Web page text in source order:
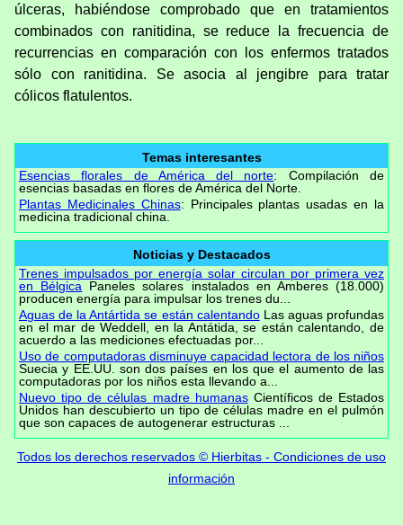
úlceras, habiéndose comprobado que en tratamientos
combinados con ranitidina, se reduce la frecuencia de
recurrencias en comparación con los enfermos tratados
sólo con ranitidina. Se asocia al jengibre para tratar
cólicos flatulentos.
Temas interesantes
Esencias florales de América del norte: Compilación de
esencias basadas en flores de América del Norte.
Plantas Medicinales Chinas: Principales plantas usadas en la
medicina tradicional china.
Noticias y Destacados
Trenes impulsados por energía solar circulan por primera vez
en Bélgica Paneles solares instalados en Amberes (18.000)
producen energía para impulsar los trenes du...
Aguas de la Antártida se están calentandoLas aguas profundas
en el mar de Weddell, en la Antátida, se están calentando, de
acuerdo a las mediciones efectuadas por...
Uso de computadoras disminuye capacidad lectora de los niños
Suecia y EE.UU. son dos países en los que el aumento de las
computadoras por los niños esta llevando a...
Nuevo tipo de células madre humanasCientíficos de Estados
Unidos han descubierto un tipo de células madre en el pulmón
que son capaces de autogenerar estructuras ...
Todos los derechos reservados © Hierbitas - Condiciones de uso
información